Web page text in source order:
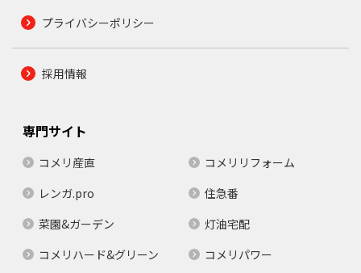
プライバシーポリシー
採用情報
専門サイト
コメリ産直
コメリリフォーム
レンガ.pro
住急番
菜園&ガーデン
灯油宅配
コメリハード&グリーン
コメリパワー